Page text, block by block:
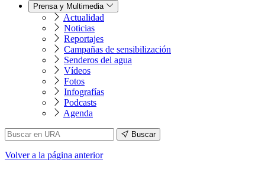
Prensa y Multimedia
Actualidad
Noticias
Reportajes
Campañas de sensibilización
Senderos del agua
Vídeos
Fotos
Infografías
Podcasts
Agenda
Buscar
Volvera la página anterior